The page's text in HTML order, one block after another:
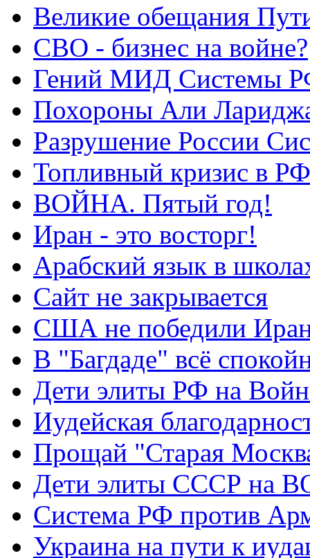
Великие обещания
СВО - бизнес на войне?
Гений МИД Системы
Похороны Али
Разрушение России
Топливный кризис в РФ
ВОЙНА. Пятый год!
Иран - это восторг!
Арабский язык в
Сайт не закрывается
США не победили
В "Багдаде" всё
Дети элиты РФ на
Иудейская
Прощай "Старая
Дети элиты СССР на
Система РФ против
Украина на пути к